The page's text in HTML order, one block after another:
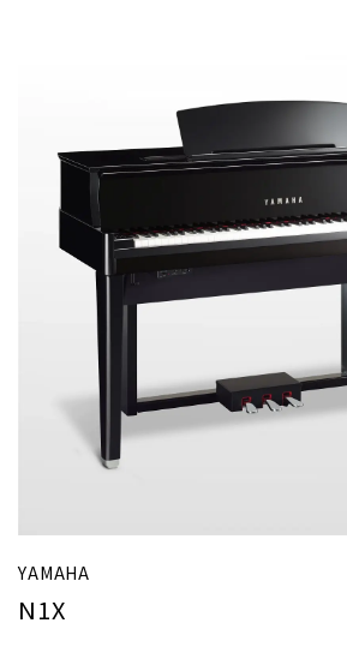
YAMAHA
N1X